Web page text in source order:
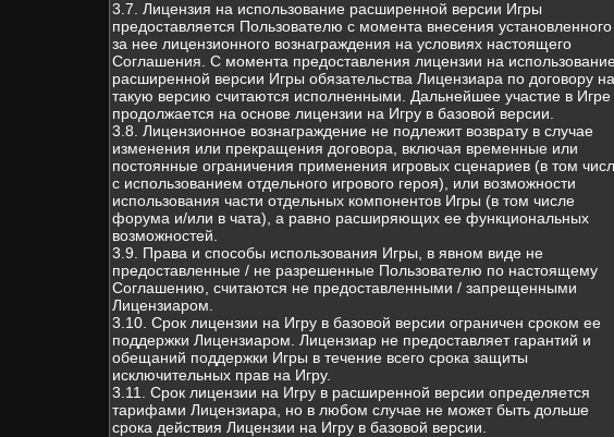
3.7. Лицензия на использование расширенной версии Игры
предоставляется Пользователю с момента внесения установленного
за нее лицензионного вознаграждения на условиях настоящего
Соглашения. С момента предоставления лицензии на
расширенной версии Игры обязательства Лицензиара по договору на
такую версию считаются исполненными. Дальнейшее участие в Игре
продолжается на основе лицензии на Игру в базовой версии.
3.8. Лицензионное вознаграждение не подлежит возврату в случае
изменения или прекращения договора, включая временные или
постоянные ограничения применения игровых сценариев (в том
с использованием отдельного игрового героя), или возможности
использования части отдельных компонентов Игры (в том числе
форума и/или в чата), а равно расширяющих ее функциональных
возможностей.
3.9. Права и способы использования Игры, в явном виде не
предоставленные / не разрешенные Пользователю по настоящему
Соглашению, считаются не предоставленными / запрещенными
Лицензиаром.
3.10. Срок лицензии на Игру в базовой версии ограничен сроком ее
поддержки Лицензиаром. Лицензиар не предоставляет гарантий и
обещаний поддержки Игры в течение всего срока защиты
исключительных прав на Игру.
3.11. Срок лицензии на Игру в расширенной версии определяется
тарифами Лицензиара, но в любом случае не может быть дольше
срока действия Лицензии на Игру в базовой версии.